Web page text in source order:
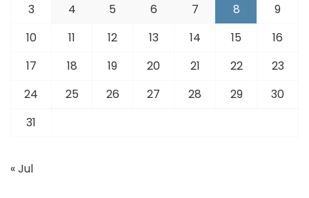
3
4 5 6 7 8
9
10
11 12 13 14 15
16
17
18 19 20 21 22
23
24
25 26 27 28 29
30
31
« Jul